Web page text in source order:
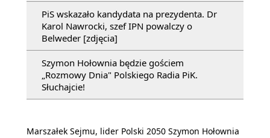
PiS wskazało kandydata na prezydenta. Dr
Karol Nawrocki, szef IPN powalczy o
Belweder [zdjęcia]
Szymon Hołownia będzie gościem
„Rozmowy Dnia" Polskiego Radia PiK.
Słuchajcie!
Marszałek Sejmu, lider Polski 2050 Szymon Hołownia